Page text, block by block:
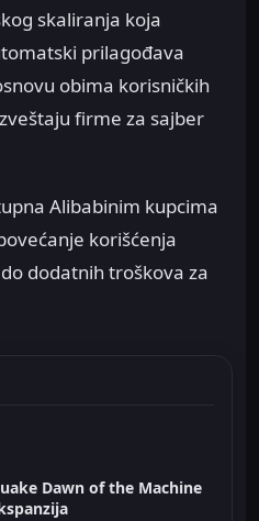
skaliranja koja
prilagođava
obima korisničkih
firme za sajber
Alibabinim kupcima
korišćenja
dodatnih troškova za
Dawn of the Machine